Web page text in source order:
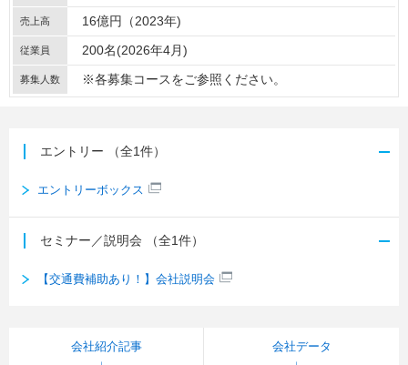
売上高 16億円（2023年)
従業員 200名(2026年4月)
募集人数 ※各募集コースをご参照ください。
エントリー （全1件）
エントリーボックス
セミナー／説明会 （全1件）
【交通費補助あり！】会社説明会
会社紹介記事 会社データ